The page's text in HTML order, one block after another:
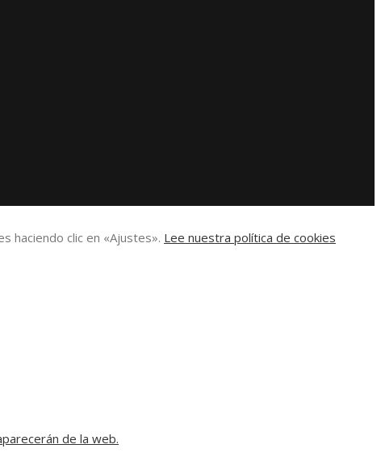
haciendo clic en «Ajustes». Lee nuestra política de cookies
de la web.